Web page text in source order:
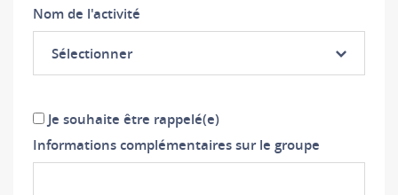
Nom de l'activité
Sélectionner
Je souhaite être rappelé(e)
Informations complémentaires sur le groupe